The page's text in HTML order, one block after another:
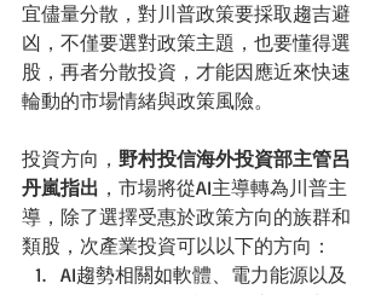
宜儘量分散，對川普政策要採取趨吉避
凶，不僅要選對政策主題，也要懂得選
股，再者分散投資，才能因應近來快速
輪動的市場情緒與政策風險。
投資方向， 野村投信海外投資部主管呂
丹嵐指出 ，市場將從AI主導轉為川普主
導，除了選擇受惠於政策方向的族群和
類股，次產業投資可以以下的方向：
AI趨勢相關如軟體、電力能源以及